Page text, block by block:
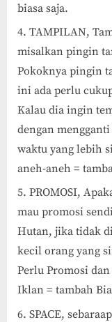
biasa saja.
TAMPILAN,
misalkan pingin
Pokoknya pingin
ini ada perlu
Kalau dia ingin
dengan
waktu yang lebih
aneh-aneh =
PROMOSI,
mau promosi
Hutan, jika tidak
kecil orang yang
Perlu Promosi
Iklan = tambah
SPACE,